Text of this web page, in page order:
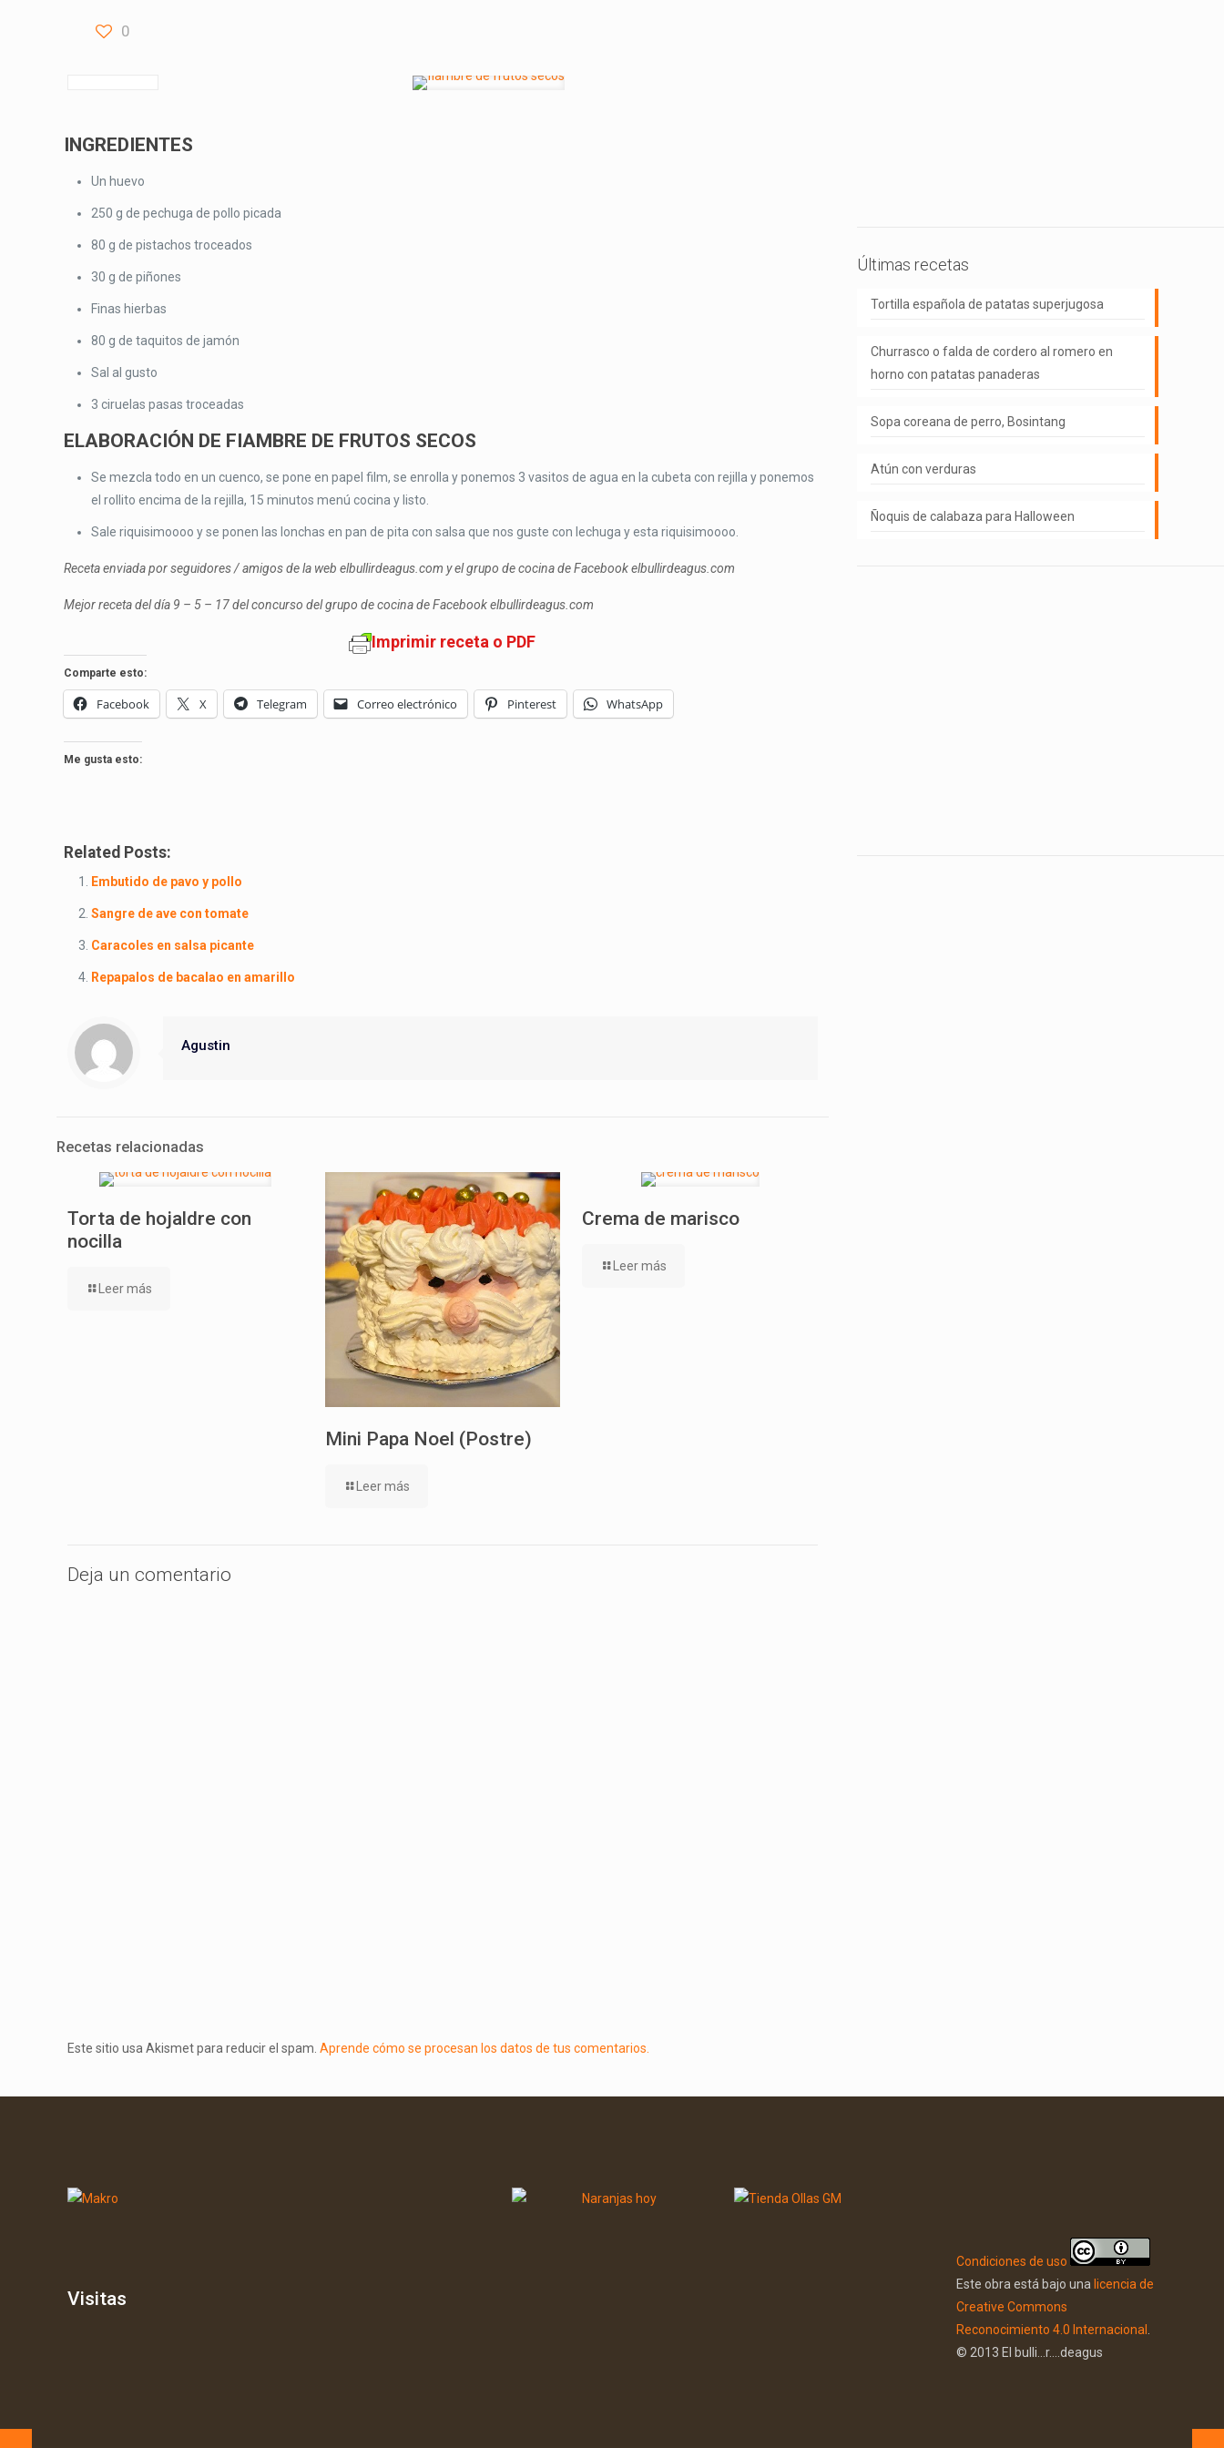
0
INGREDIENTES
Un huevo
250 g de pechuga de pollo picada
80 g de pistachos troceados
30 g de piñones
Finas hierbas
80 g de taquitos de jamón
Sal al gusto
3 ciruelas pasas troceadas
ELABORACIÓN DE FIAMBRE DE FRUTOS SECOS
Se mezcla todo en un cuenco, se pone en papel film, se enrolla y ponemos 3 vasitos de agua en la cubeta con rejilla y ponemos
el rollito encima de la rejilla, 15 minutos menú cocina y listo.
Sale riquisimoooo y se ponen las lonchas en pan de pita con salsa que nos guste con lechuga y esta riquisimoooo.
Receta enviada por seguidores / amigos de la web elbullirdeagus.com y el grupo de cocina de Facebook elbullirdeagus.com
Mejor receta del día 9 – 5 – 17 del concurso del grupo de cocina de Facebook elbullirdeagus.com
Imprimir receta o PDF
Comparte esto:
Facebook X Telegram Correo electrónico Pinterest WhatsApp
Me gusta esto:
Related Posts:
Embutido de pavo y pollo
Sangre de ave con tomate
Caracoles en salsa picante
Repapalos de bacalao en amarillo
Agustin
Recetas relacionadas
Torta de hojaldre con
nocilla
Leer más
Mini Papa Noel (Postre)
Leer más
Crema de marisco
Leer más
Deja un comentario
Este sitio usa Akismet para reducir el spam. Aprende cómo se procesan los datos de tus comentarios.
Últimas recetas
Tortilla española de patatas superjugosa
Churrasco o falda de cordero al romero en
horno con patatas panaderas
Sopa coreana de perro, Bosintang
Atún con verduras
Ñoquis de calabaza para Halloween
Visitas
Condiciones de uso
Este obra está bajo una licencia de
Creative Commons
Reconocimiento 4.0 Internacional .
© 2013 El bulli...r....deagus